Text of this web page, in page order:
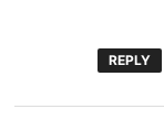
REPLY